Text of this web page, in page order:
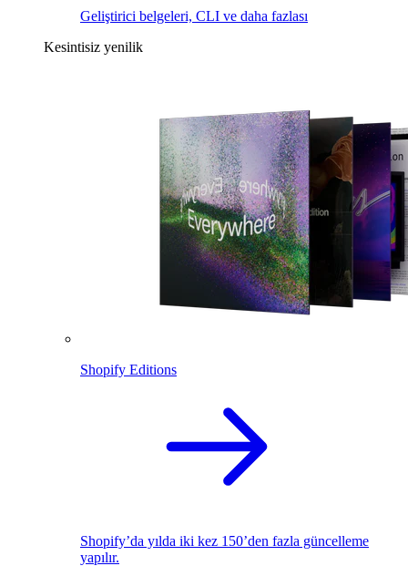
Geliştirici belgeleri, CLI ve daha fazlası
Kesintisiz yenilik
Shopify Editions
Shopify’da yılda iki kez 150’den fazla güncelleme
yapılır.